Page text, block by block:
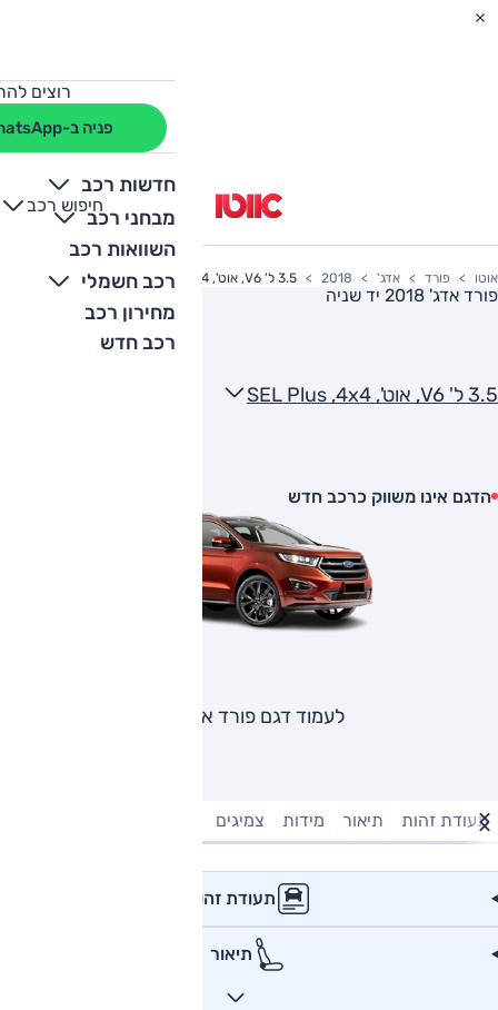
רוצים
פניה ב-WhatsApp
חדשות רכב
מבחני רכב
השוואות רכב
רכב חשמלי
מחירון רכב
רכב חדש
חיפוש רכב
+
-
אוטו פורד אדג' 2018 3.5 ל' V6, אוט', SEL Plus ,4x4
פורד אדג' 2018 יד שניה
3.5 ל' V6, אוט', SEL Plus ,4x4
הדגם אינו משווק כרכב חדש
לעמוד דגם פורד אדג'
תעודת זהות תיאור מידות צמיגים
תעודת זהות
תיאור